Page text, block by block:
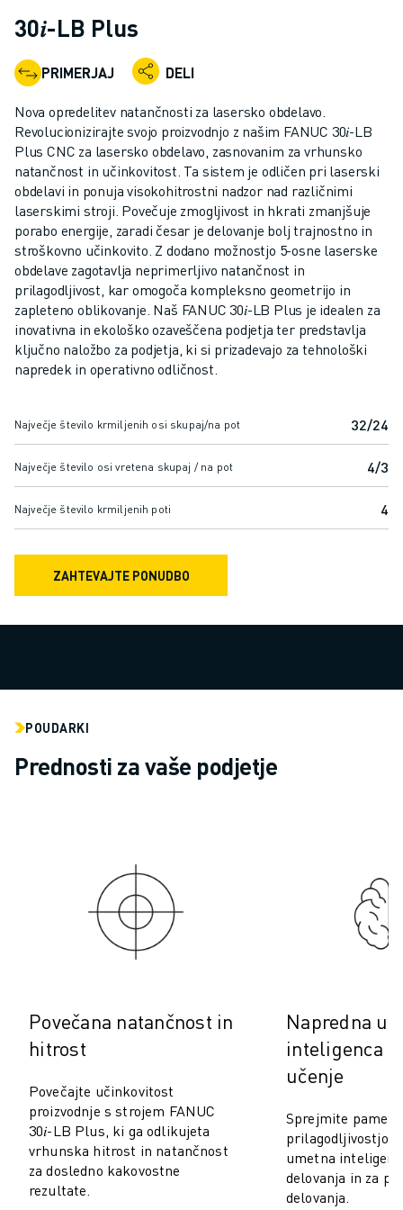
SODELUJOČI ROBOTI
NABOR ROBOTOV
KRMILNIKI ROBOTOV
DODATKI ZA ROBOTE
PROGRAMSKA OPREMA ROBOTOV
PROGRAMSKA OPREMA ZA SIMULACIJO
IZDELKI ZA IZOBRAŽEVALNO ROBOTIKO
AVTOMATIZACIJA ROBOTOV
ROBOTI ZA OBLOČNO VARJENJE
ČLENKASTI ROBOTI
SERIJA ARC MATE
SERIJA M-900
ROBOTI DELTA
ROBOTI ZA HRANO IN ČISTE PROSTORE
ROBOTI ZA BARVANJE
KOMPAKTNI OBDELOVALNI CENTRI CNC
ROBODRILL KOMPAKTNI OBDELOVALNI CENTRI CNC
STROJNA OPREMA ROBODRILL
PROGRAMSKA OPREMA ROBODRILL
TRAJNOSTNI RAZVOJ ROBODRILL
ROBODRILL ROBOTSKI PAKET
ELEKTRIČNI STROJI ZA BRIZGANJE ROBOSHOT
PROGRAMSKA OPREMA ROBOSHOT
ROBOSHOT TRAJNOSTNI RAZVOJ
ROBOCUT STROJI ZA ŽIČNO EROZIJO EDM
STROJNA OPREMA ROBOCUT
PROGRAMSKA OPREMA ROBOCUT
PREVENTIVNO VZDRŽEVANJE ROBOCUT
REŠITVE ZA PAMETNE TOVARNE
PAMETNE TOVARNIŠKE REŠITVE ZA POVEČANJE UČINKOVITOSTI
ŠTUDIJE PRIMEROV
REŠITVE
INDUSTRIJE
VSE PANOGE
LETALSKA INDUSTRIJA
30𝑖-LB Plus
PRIMERJAJ DELI
Nova opredelitev natančnosti za lasersko obdelavo.
Revolucionizirajte svojo proizvodnjo z našim FANUC 30𝑖-LB
Plus CNC za lasersko obdelavo, zasnovanim za vrhunsko
natančnost in učinkovitost. Ta sistem je odličen pri laserski
obdelavi in ponuja visokohitrostni nadzor nad različnimi
laserskimi stroji. Povečuje zmogljivost in hkrati zmanjšuje
porabo energije, zaradi česar je delovanje bolj trajnostno in
stroškovno učinkovito. Z dodano možnostjo 5-osne laserske
obdelave zagotavlja neprimerljivo natančnost in
prilagodljivost, kar omogoča kompleksno geometrijo in
zapleteno oblikovanje. Naš FANUC 30𝑖-LB Plus je idealen za
inovativna in ekološko ozaveščena podjetja ter predstavlja
ključno naložbo za podjetja, ki si prizadevajo za tehnološki
napredek in operativno odličnost.
Največje število krmiljenih osi skupaj/na pot 32/24
Največje število osi vretena skupaj / na pot 4/3
Največje število krmiljenih poti 4
ZAHTEVAJTE PONUDBO
POUDARKI
Prednosti za vaše podjetje
Povečana natančnost in
hitrost
Povečajte učinkovitost
proizvodnje s strojem FANUC
30𝑖-LB Plus, ki ga odlikujeta
vrhunska hitrost in natančnost
za dosledno kakovostne
rezultate.
Napredna
inteligenca
učenje
Sprejmite
prilagodljivostjo,
umetna
delovanja in za
delovanja.